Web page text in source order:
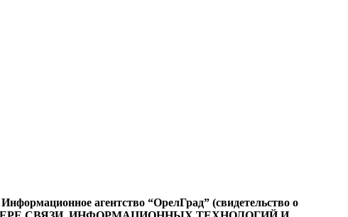
агентство “ОрелГрад” (свидетельство о